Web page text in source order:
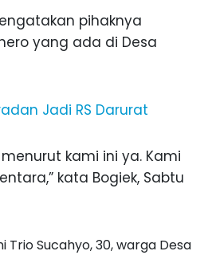
pihaknya
yang ada di Desa
Jadi RS Darurat
kami ini ya. Kami
kata Bogiek, Sabtu
Sucahyo, 30, warga Desa